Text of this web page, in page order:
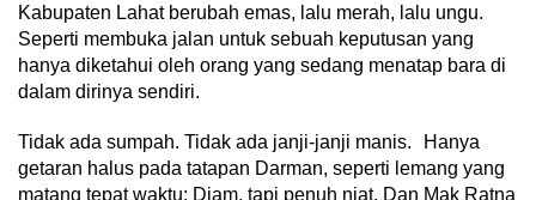
Kabupaten Lahat berubah emas, lalu merah, lalu ungu.
Seperti membuka jalan untuk sebuah keputusan yang
hanya diketahui oleh orang yang sedang menatap bara di
dalam dirinya sendiri.
Tidak ada sumpah. Tidak ada janji-janji manis. Hanya
getaran halus pada tatapan Darman, seperti lemang yang
matang tepat waktu: Diam, tapi penuh niat. Dan Mak Ratna